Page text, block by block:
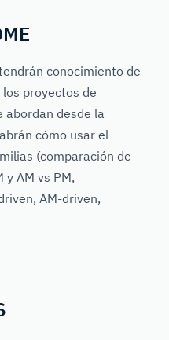
conocimiento de
proyectos de
abordan desde la
cómo usar el
(comparación de
y AM vs PM,
AM-driven,